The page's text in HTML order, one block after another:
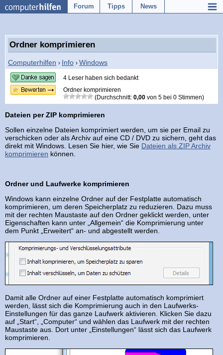
Forum Tipps News
Ordner komprimieren
Computerhilfen › Info › Windows
4 Leser haben sich bedankt
Ordner komprimieren
(Durchschnitt: 0,00 von 5 bei 0 Stimmen)
Dateien per ZIP komprimieren
Sollen einzelne Dateien komprimiert werden, um sie per Email zu
verschicken oder als Archiv auf eine CD / DVD zu sichern, geht das
direkt mit Windows. Lesen Sie hier, wie Sie Dateien als ZIP Archiv
komprimieren können.
Ordner und Laufwerke komprimieren
Windows kann einzelne Ordner auf der Festplatte automatisch
komprimieren, um deren Speicherplatz zu reduzieren. Dazu muss
mit der rechten Maustaste auf den Ordner geklickt werden, unter
Eigenschaften kann unter „Allgemein“ die Komprimierung unter
dem Punkt „Erweitert“ an- und abgestellt werden.
Damit alle Ordner auf einer Festplatte automatisch komprimiert
werden, lässt sich die Komprimierung auch in den Laufwerks-
Einstellungen für das ganze Laufwerk aktivieren. Klicken Sie dazu
auf „Start“, „Computer“ und wählen das Laufwerk mit der rechten
Maustaste aus. Dort unter „Einstellungen“ lässt sich das Laufwerk
komprimieren.